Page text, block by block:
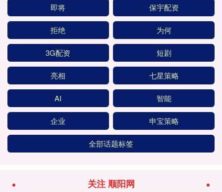
即将 保宇配资
拒绝 为何
3G配资 短剧
亮相 七星策略
AI 智能
企业 申宝策略
全部话题标签
关注 顺阳网